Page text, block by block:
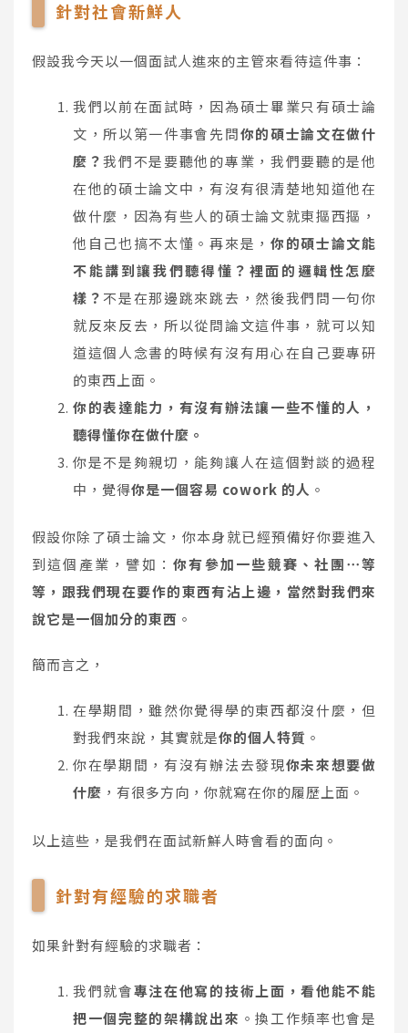
針對社會新鮮人
假設我今天以一個面試人進來的主管來看待這件事：
我們以前在面試時，因為碩士畢業只有碩士論
文，所以第一件事會先問你的碩士論文在做什
麼？我們不是要聽他的專業，我們要聽的是他
在他的碩士論文中，有沒有很清楚地知道他在
做什麼，因為有些人的碩士論文就東摳西摳，
他自己也搞不太懂。再來是， 你的碩士論文能
不能講到讓我們聽得懂？裡面的邏輯性怎麼
樣？ 不是在那邊跳來跳去，然後我們問一句你
就反來反去，所以從問論文這件事，就可以知
道這個人念書的時候有沒有用心在自己要專研
的東西上面。
你的表達能力，有沒有辦法讓一些不懂的人，
聽得懂你在做什麼。
你是不是夠親切，能夠讓人在這個對談的過程
中，覺得你是一個容易 cowork 的人 。
假設你除了碩士論文，你本身就已經預備好你要進入
到這個產業，譬如：你有參加一些競賽、社團⋯等
等，跟我們現在要作的東西有沾上邊，當然對我們來
說它是一個加分的東西 。
簡而言之，
在學期間，雖然你覺得學的東西都沒什麼，但
對我們來說，其實就是你的個人特質 。
你在學期間，有沒有辦法去發現你未來想要做
什麼 ，有很多方向，你就寫在你的履歷上面。
以上這些，是我們在面試新鮮人時會看的面向。
針對有經驗的求職者
如果針對有經驗的求職者：
我們就會專注在他寫的技術上面，看他能不能
把一個完整的架構說出來 。換工作頻率也會是